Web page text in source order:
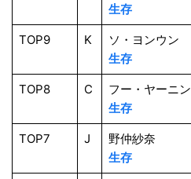
生存
TOP9 K
ソ・ヨンウン
生存
TOP8 C
フー・ヤーニン
生存
TOP7 J
野仲紗奈
生存